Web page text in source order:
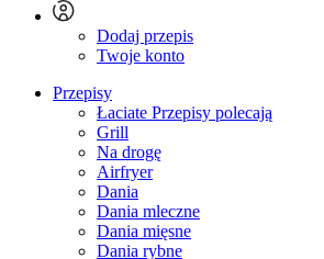
Dodaj przepis
Twoje konto
Przepisy
Łaciate Przepisy polecają
Grill
Na drogę
Airfryer
Dania
Dania mleczne
Dania mięsne
Dania rybne